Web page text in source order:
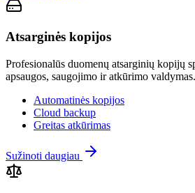
Atsarginės kopijos
Profesionalūs duomenų atsarginių kopijų
apsaugos, saugojimo ir atkūrimo valdymas.
Automatinės kopijos
Cloud backup
Greitas atkūrimas
Sužinoti daugiau